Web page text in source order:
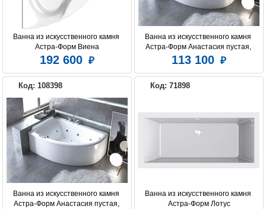
Ванна из искусственного камня
Астра-Форм Виена
192 600
Ванна из искусственного камня
Астра-Форм Анастасия пустая,
литой мрамор, R 182х125
113 100
Код: 108398
Ванна из искусственного камня
Астра-Форм Анастасия пустая,
Код: 71898
Ванна из искусственного камня
Астра-Форм Лотус